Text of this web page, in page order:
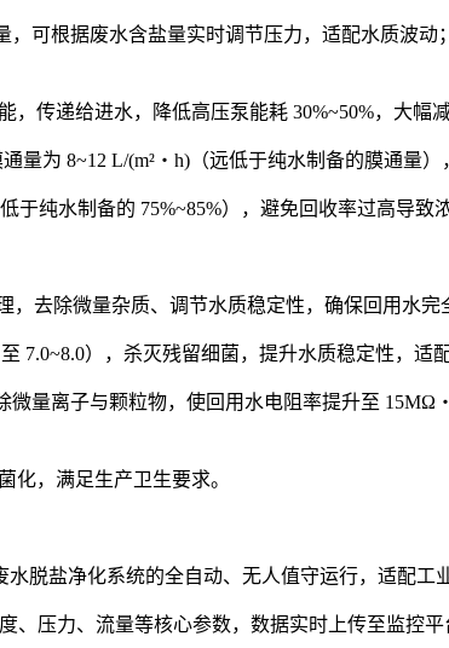
可根据废水含盐量实时调节压力，适配水质波
传递给进水，降低高压泵能耗 30%~50%，大幅减
为 8~12 L/(m²・h)（远低于纯水制备的膜通量）
纯水制备的 75%~85%），避免回收率过高导致
去除微量杂质、调节水质稳定性，确保回用水完
7.0~8.0），杀灭残留细菌，提升水质稳定性，适
量离子与颗粒物，使回用水电阻率提升至 15MΩ
化，满足生产卫生要求。
脱盐净化系统的全自动、无人值守运行，适配工
压力、流量等核心参数，数据实时上传至监控平